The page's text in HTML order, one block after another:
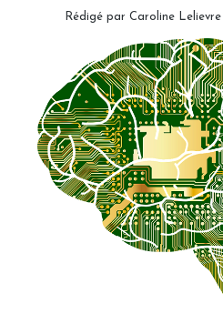
Rédigé par Caroline Lelievre